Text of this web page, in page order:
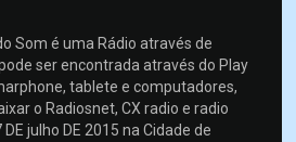
Som é uma Rádio através de
ser encontrada através do Play
tablete e computadores,
o Radiosnet, CX radio e radio
julho DE 2015 na Cidade de